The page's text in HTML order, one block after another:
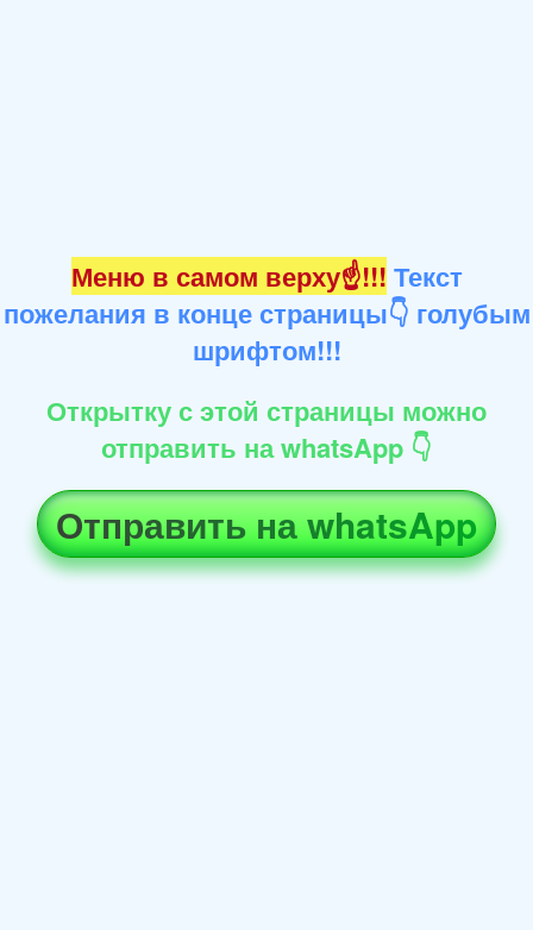
Меню в самом верху☝!!! Текст
пожелания в конце страницы👇 голубым
шрифтом!!!
Открытку с этой страницы можно
отправить на whatsApp 👇
Отправить на whatsApp